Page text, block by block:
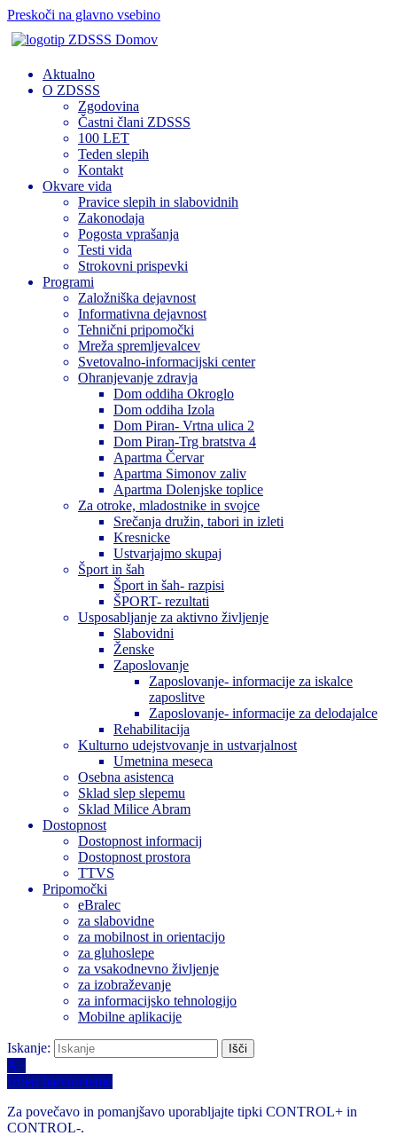
Preskoči na glavno vsebino
Domov
Aktualno
O ZDSSS
Zgodovina
Častni člani ZDSSS
100 LET
Teden slepih
Kontakt
Okvare vida
Pravice slepih in slabovidnih
Zakonodaja
Pogosta vprašanja
Testi vida
Strokovni prispevki
Programi
Založniška dejavnost
Informativna dejavnost
Tehnični pripomočki
Mreža spremljevalcev
Svetovalno-informacijski center
Ohranjevanje zdravja
Dom oddiha Okroglo
Dom oddiha Izola
Dom Piran- Vrtna ulica 2
Dom Piran-Trg bratstva 4
Apartma Červar
Apartma Simonov zaliv
Apartma Dolenjske toplice
Za otroke, mladostnike in svojce
Srečanja družin, tabori in izleti
Kresnicke
Ustvarjajmo skupaj
Šport in šah
Šport in šah- razpisi
ŠPORT- rezultati
Usposabljanje za aktivno življenje
Slabovidni
Ženske
Zaposlovanje
Zaposlovanje- informacije za iskalce
zaposlitve
Zaposlovanje- informacije za delodajalce
Rehabilitacija
Kulturno udejstvovanje in ustvarjalnost
Umetnina meseca
Osebna asistenca
Sklad slep slepemu
Sklad Milice Abram
Dostopnost
Dostopnost informacij
Dostopnost prostora
TTVS
Pripomočki
eBralec
za slabovidne
za mobilnost in orientacijo
za gluhoslepe
za vsakodnevno življenje
za izobraževanje
za informacijsko tehnologijo
Mobilne aplikacije
Iskanje:
A+
Izberi barvno temo
Za povečavo in pomanjšavo uporabljajte tipki CONTROL+ in
CONTROL-.